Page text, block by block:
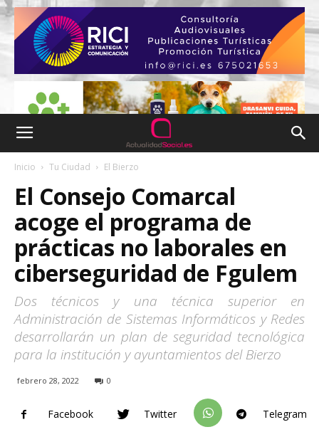
Inicio Tu Ciudad El Bierzo
El Consejo Comarcal
acoge el programa de
prácticas no laborales en
ciberseguridad de Fgulem
Dos técnicos y una técnica superior en
Administración de Sistemas Informáticos y Redes
desarrollarán un plan de seguridad tecnológica
para la institución y ayuntamientos del Bierzo
febrero 28, 2022 0
Facebook Twitter Telegram